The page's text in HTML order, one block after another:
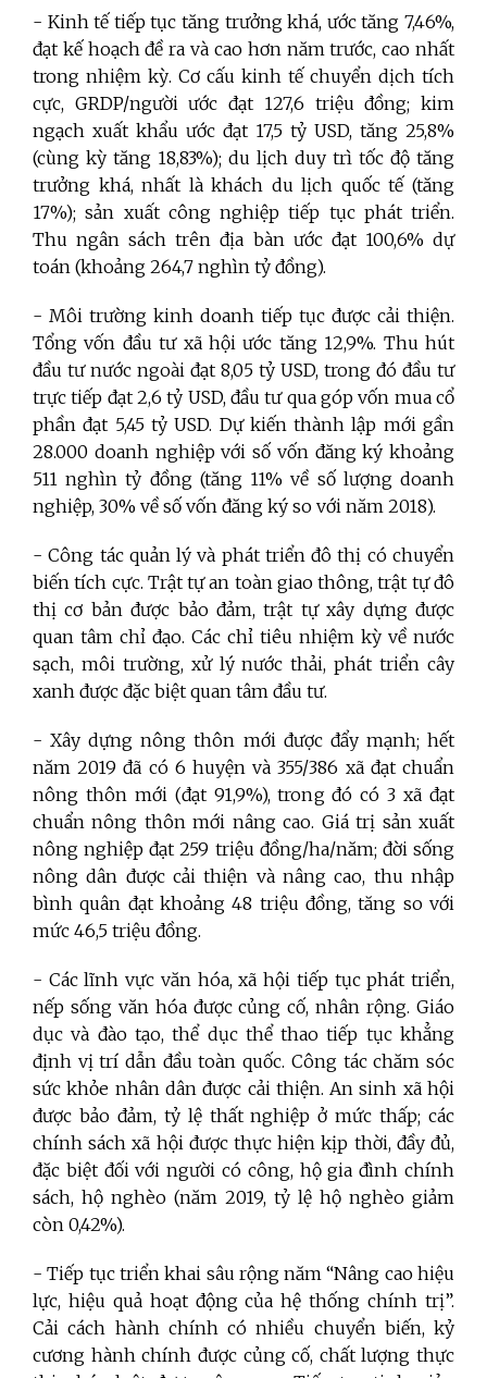
- Kinh tế tiếp tục tăng trưởng khá, ước tăng 7,46%,
đạt kế hoạch đề ra và cao hơn năm trước, cao nhất
trong nhiệm kỳ. Cơ cấu kinh tế chuyển dịch tích
cực, GRDP/người ước đạt 127,6 triệu đồng; kim
ngạch xuất khẩu ước đạt 17,5 tỷ USD, tăng 25,8%
(cùng kỳ tăng 18,83%); du lịch duy trì tốc độ tăng
trưởng khá, nhất là khách du lịch quốc tế (tăng
17%); sản xuất công nghiệp tiếp tục phát triển.
Thu ngân sách trên địa bàn ước đạt 100,6% dự
toán (khoảng 264,7 nghìn tỷ đồng).
- Môi trường kinh doanh tiếp tục được cải thiện.
Tổng vốn đầu tư xã hội ước tăng 12,9%. Thu hút
đầu tư nước ngoài đạt 8,05 tỷ USD, trong đó đầu tư
trực tiếp đạt 2,6 tỷ USD, đầu tư qua góp vốn mua cổ
phần đạt 5,45 tỷ USD. Dự kiến thành lập mới gần
28.000 doanh nghiệp với số vốn đăng ký khoảng
511 nghìn tỷ đồng (tăng 11% về số lượng doanh
nghiệp, 30% về số vốn đăng ký so với năm 2018).
- Công tác quản lý và phát triển đô thị có chuyển
biến tích cực. Trật tự an toàn giao thông, trật tự đô
thị cơ bản được bảo đảm, trật tự xây dựng được
quan tâm chỉ đạo. Các chỉ tiêu nhiệm kỳ về nước
sạch, môi trường, xử lý nước thải, phát triển cây
xanh được đặc biệt quan tâm đầu tư.
- Xây dựng nông thôn mới được đẩy mạnh; hết
năm 2019 đã có 6 huyện và 355/386 xã đạt chuẩn
nông thôn mới (đạt 91,9%), trong đó có 3 xã đạt
chuẩn nông thôn mới nâng cao. Giá trị sản xuất
nông nghiệp đạt 259 triệu đồng/ha/năm; đời sống
nông dân được cải thiện và nâng cao, thu nhập
bình quân đạt khoảng 48 triệu đồng, tăng so với
mức 46,5 triệu đồng.
- Các lĩnh vực văn hóa, xã hội tiếp tục phát triển,
nếp sống văn hóa được củng cố, nhân rộng. Giáo
dục và đào tạo, thể dục thể thao tiếp tục khẳng
định vị trí dẫn đầu toàn quốc. Công tác chăm sóc
sức khỏe nhân dân được cải thiện. An sinh xã hội
được bảo đảm, tỷ lệ thất nghiệp ở mức thấp; các
chính sách xã hội được thực hiện kịp thời, đầy đủ,
đặc biệt đối với người có công, hộ gia đình chính
sách, hộ nghèo (năm 2019, tỷ lệ hộ nghèo giảm
còn 0,42%).
- Tiếp tục triển khai sâu rộng năm “Nâng cao hiệu
lực, hiệu quả hoạt động của hệ thống chính trị”.
Cải cách hành chính có nhiều chuyển biến, kỷ
cương hành chính được củng cố, chất lượng thực